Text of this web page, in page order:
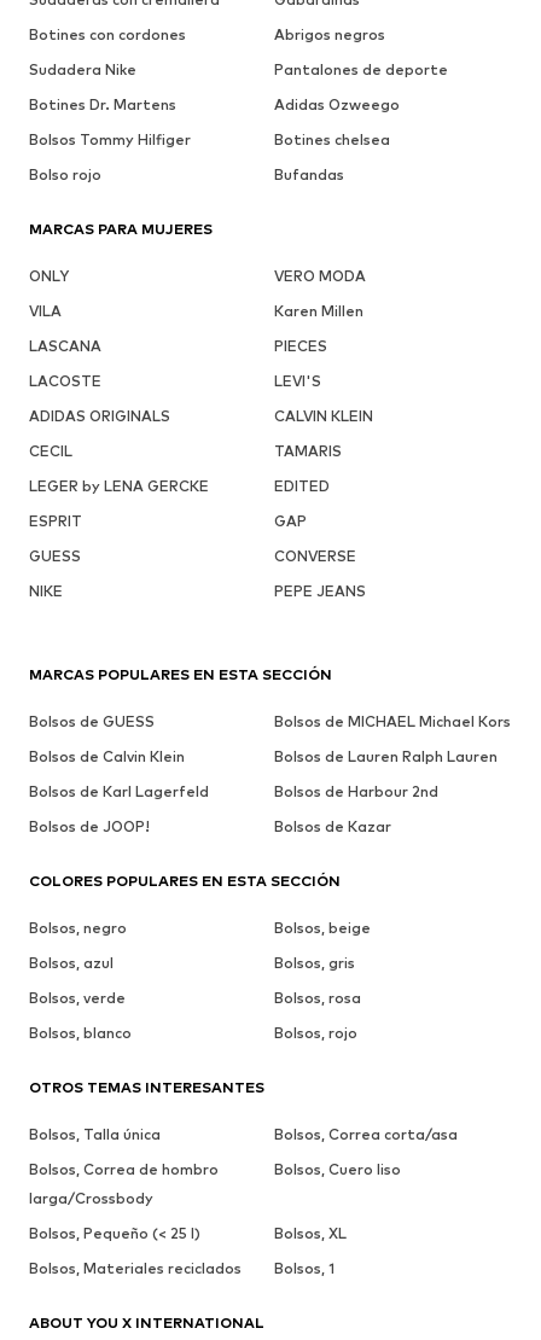
Botines con cordones
Abrigos negros
Sudadera Nike
Pantalones de deporte
Botines Dr. Martens
Adidas Ozweego
Bolsos Tommy Hilfiger
Botines chelsea
Bolso rojo
Bufandas
MARCAS PARA MUJERES
ONLY
VERO MODA
VILA
Karen Millen
LASCANA
PIECES
LACOSTE
LEVI'S
ADIDAS ORIGINALS
CALVIN KLEIN
CECIL
TAMARIS
LEGER by LENA GERCKE
EDITED
ESPRIT
GAP
GUESS
CONVERSE
NIKE
PEPE JEANS
MARCAS POPULARES EN ESTA SECCIÓN
Bolsos de GUESS
Bolsos de MICHAEL Michael Kors
Bolsos de Calvin Klein
Bolsos de Lauren Ralph Lauren
Bolsos de Karl Lagerfeld
Bolsos de Harbour 2nd
Bolsos de JOOP!
Bolsos de Kazar
COLORES POPULARES EN ESTA SECCIÓN
Bolsos, negro
Bolsos, beige
Bolsos, azul
Bolsos, gris
Bolsos, verde
Bolsos, rosa
Bolsos, blanco
Bolsos, rojo
OTROS TEMAS INTERESANTES
Bolsos, Talla única
Bolsos, Correa corta/asa
Bolsos, Correa de hombro
larga/Crossbody
Bolsos, Cuero liso
Bolsos, Pequeño (< 25 l)
Bolsos, XL
Bolsos, Materiales reciclados
Bolsos, 1
ABOUT YOU X INTERNATIONAL